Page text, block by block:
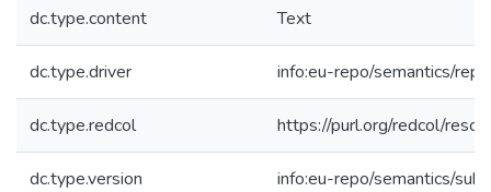
dc.type.content Text
dc.type.driver info:eu-repo/semantics/
dc.type.redcol https://purl.org/redcol/
dc.type.version info:eu-repo/semantics/